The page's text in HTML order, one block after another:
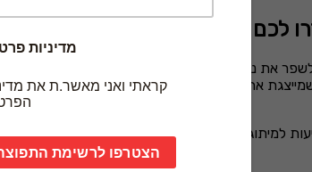
לכם לשווק את העסק במינימום
את נראות העסק שלכם בצורה הטובה ביותר
את צבע העסק. הדבר גם מסייע ללקוחות
למיתוג העסק – כאשר מדובר במוצרים